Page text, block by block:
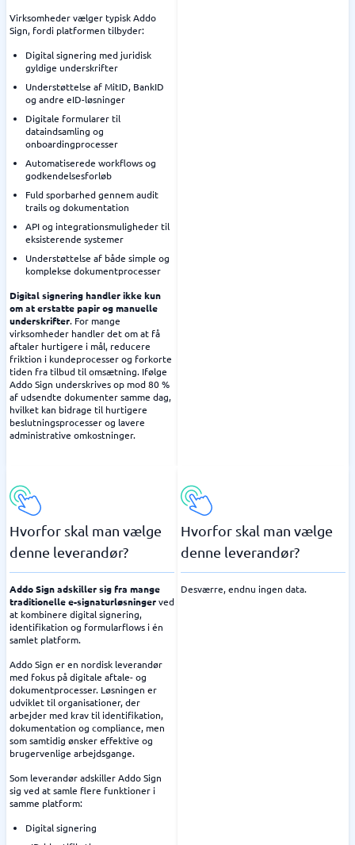
Virksomheder vælger typisk Addo
Sign, fordi platformen tilbyder:
Digital signering med juridisk
gyldige underskrifter
Understøttelse af MitID, BankID
og andre eID-løsninger
Digitale formularer til
dataindsamling og
onboardingprocesser
Automatiserede workflows og
godkendelsesforløb
Fuld sporbarhed gennem audit
trails og dokumentation
API og integrationsmuligheder til
eksisterende systemer
Understøttelse af både simple og
komplekse dokumentprocesser
Digital signering handler ikke kun
om at erstatte papir og manuelle
underskrifter. For mange
virksomheder handler det om at få
aftaler hurtigere i mål, reducere
friktion i kundeprocesser og forkorte
tiden fra tilbud til omsætning. Ifølge
Addo Sign underskrives op mod 80 %
af udsendte dokumenter samme dag,
hvilket kan bidrage til hurtigere
beslutningsprocesser og lavere
administrative omkostninger.
Hvorfor skal man vælge
denne leverandør?
Addo Sign adskiller sig fra mange
traditionelle e-signaturløsningerved
at kombinere digital signering,
identifikation og formularflows i én
samlet platform.
Addo Sign er en nordisk leverandør
med fokus på digitale aftale- og
dokumentprocesser. Løsningen er
udviklet til organisationer, der
arbejder med krav til identifikation,
dokumentation og compliance, men
som samtidig ønsker effektive og
brugervenlige arbejdsgange.
Som leverandør adskiller Addo Sign
sig ved at samle flere funktioner i
samme platform:
Digital signering
Hvorfor skal man vælge
denne leverandør?
Desværre, endnu ingen data.